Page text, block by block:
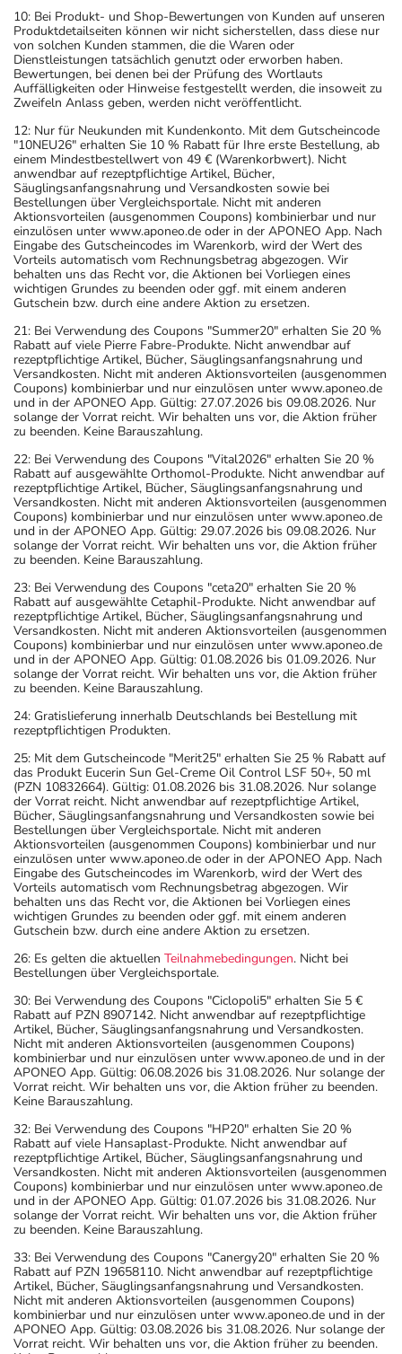
10: Bei Produkt- und Shop-Bewertungen von Kunden auf unseren
Produktdetailseiten können wir nicht sicherstellen, dass diese nur
von solchen Kunden stammen, die die Waren oder
Dienstleistungen tatsächlich genutzt oder erworben haben.
Bewertungen, bei denen bei der Prüfung des Wortlauts
Auffälligkeiten oder Hinweise festgestellt werden, die insoweit zu
Zweifeln Anlass geben, werden nicht veröffentlicht.
12: Nur für Neukunden mit Kundenkonto. Mit dem Gutscheincode
"10NEU26" erhalten Sie 10 % Rabatt für Ihre erste Bestellung, ab
einem Mindestbestellwert von 49 € (Warenkorbwert). Nicht
anwendbar auf rezeptpflichtige Artikel, Bücher,
Säuglingsanfangsnahrung und Versandkosten sowie bei
Bestellungen über Vergleichsportale. Nicht mit anderen
Aktionsvorteilen (ausgenommen Coupons) kombinierbar und nur
einzulösen unter www.aponeo.de oder in der APONEO App. Nach
Eingabe des Gutscheincodes im Warenkorb, wird der Wert des
Vorteils automatisch vom Rechnungsbetrag abgezogen. Wir
behalten uns das Recht vor, die Aktionen bei Vorliegen eines
wichtigen Grundes zu beenden oder ggf. mit einem anderen
Gutschein bzw. durch eine andere Aktion zu ersetzen.
21: Bei Verwendung des Coupons "Summer20" erhalten Sie 20 %
Rabatt auf viele Pierre Fabre-Produkte. Nicht anwendbar auf
rezeptpflichtige Artikel, Bücher, Säuglingsanfangsnahrung und
Versandkosten. Nicht mit anderen Aktionsvorteilen (ausgenommen
Coupons) kombinierbar und nur einzulösen unter www.aponeo.de
und in der APONEO App. Gültig: 27.07.2026 bis 09.08.2026. Nur
solange der Vorrat reicht. Wir behalten uns vor, die Aktion früher
zu beenden. Keine Barauszahlung.
22: Bei Verwendung des Coupons "Vital2026" erhalten Sie 20 %
Rabatt auf ausgewählte Orthomol-Produkte. Nicht anwendbar auf
rezeptpflichtige Artikel, Bücher, Säuglingsanfangsnahrung und
Versandkosten. Nicht mit anderen Aktionsvorteilen (ausgenommen
Coupons) kombinierbar und nur einzulösen unter www.aponeo.de
und in der APONEO App. Gültig: 29.07.2026 bis 09.08.2026. Nur
solange der Vorrat reicht. Wir behalten uns vor, die Aktion früher
zu beenden. Keine Barauszahlung.
23: Bei Verwendung des Coupons "ceta20" erhalten Sie 20 %
Rabatt auf ausgewählte Cetaphil-Produkte. Nicht anwendbar auf
rezeptpflichtige Artikel, Bücher, Säuglingsanfangsnahrung und
Versandkosten. Nicht mit anderen Aktionsvorteilen (ausgenommen
Coupons) kombinierbar und nur einzulösen unter www.aponeo.de
und in der APONEO App. Gültig: 01.08.2026 bis 01.09.2026. Nur
solange der Vorrat reicht. Wir behalten uns vor, die Aktion früher
zu beenden. Keine Barauszahlung.
24: Gratislieferung innerhalb Deutschlands bei Bestellung mit
rezeptpflichtigen Produkten.
25: Mit dem Gutscheincode "Merit25" erhalten Sie 25 % Rabatt auf
das Produkt Eucerin Sun Gel-Creme Oil Control LSF 50+, 50 ml
(PZN 10832664). Gültig: 01.08.2026 bis 31.08.2026. Nur solange
der Vorrat reicht. Nicht anwendbar auf rezeptpflichtige Artikel,
Bücher, Säuglingsanfangsnahrung und Versandkosten sowie bei
Bestellungen über Vergleichsportale. Nicht mit anderen
Aktionsvorteilen (ausgenommen Coupons) kombinierbar und nur
einzulösen unter www.aponeo.de oder in der APONEO App. Nach
Eingabe des Gutscheincodes im Warenkorb, wird der Wert des
Vorteils automatisch vom Rechnungsbetrag abgezogen. Wir
behalten uns das Recht vor, die Aktionen bei Vorliegen eines
wichtigen Grundes zu beenden oder ggf. mit einem anderen
Gutschein bzw. durch eine andere Aktion zu ersetzen.
26: Es gelten die aktuellen Teilnahmebedingungen. Nicht bei
Bestellungen über Vergleichsportale.
30: Bei Verwendung des Coupons "Ciclopoli5" erhalten Sie 5 €
Rabatt auf PZN 8907142. Nicht anwendbar auf rezeptpflichtige
Artikel, Bücher, Säuglingsanfangsnahrung und Versandkosten.
Nicht mit anderen Aktionsvorteilen (ausgenommen Coupons)
kombinierbar und nur einzulösen unter www.aponeo.de und in der
APONEO App. Gültig: 06.08.2026 bis 31.08.2026. Nur solange der
Vorrat reicht. Wir behalten uns vor, die Aktion früher zu beenden.
Keine Barauszahlung.
32: Bei Verwendung des Coupons "HP20" erhalten Sie 20 %
Rabatt auf viele Hansaplast-Produkte. Nicht anwendbar auf
rezeptpflichtige Artikel, Bücher, Säuglingsanfangsnahrung und
Versandkosten. Nicht mit anderen Aktionsvorteilen (ausgenommen
Coupons) kombinierbar und nur einzulösen unter www.aponeo.de
und in der APONEO App. Gültig: 01.07.2026 bis 31.08.2026. Nur
solange der Vorrat reicht. Wir behalten uns vor, die Aktion früher
zu beenden. Keine Barauszahlung.
33: Bei Verwendung des Coupons "Canergy20" erhalten Sie 20 %
Rabatt auf PZN 19658110. Nicht anwendbar auf rezeptpflichtige
Artikel, Bücher, Säuglingsanfangsnahrung und Versandkosten.
Nicht mit anderen Aktionsvorteilen (ausgenommen Coupons)
kombinierbar und nur einzulösen unter www.aponeo.de und in der
APONEO App. Gültig: 03.08.2026 bis 31.08.2026. Nur solange der
Vorrat reicht. Wir behalten uns vor, die Aktion früher zu beenden.